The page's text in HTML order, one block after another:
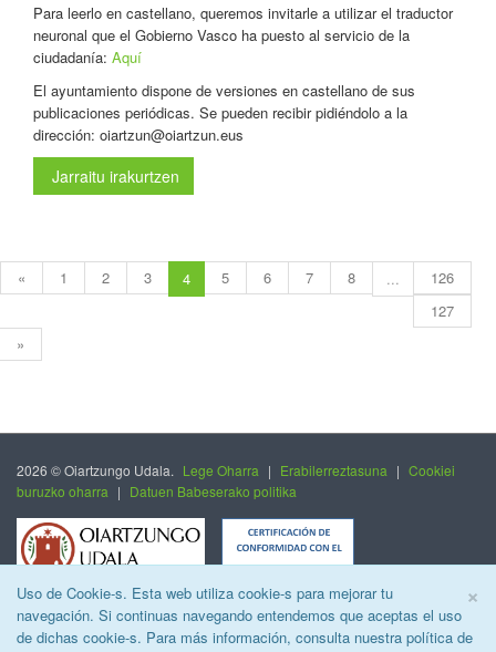
×
Uso de Cookie-s. Esta web utiliza cookie-s para mejorar tu
navegación. Si continuas navegando entendemos que aceptas el uso
de dichas cookie-s. Para más información, consulta nuestra política de
Para leerlo en castellano, queremos invitarle a utilizar el traductor
neuronal que el Gobierno Vasco ha puesto al servicio de la
ciudadanía: Aquí
El ayuntamiento dispone de versiones en castellano de sus
publicaciones periódicas. Se pueden recibir pidiéndolo a la
dirección: oiartzun@oiartzun.eus
Jarraitu irakurtzen
« 1 2 3 4 5 6 7 8 ...
126
127
»
2026 © Oiartzungo Udala. Lege Oharra | Erabilerreztasuna | Cookiei
buruzko oharra | Datuen Babeserako politika